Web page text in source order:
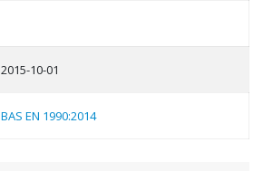
2015-10-01
BAS EN 1990:2014